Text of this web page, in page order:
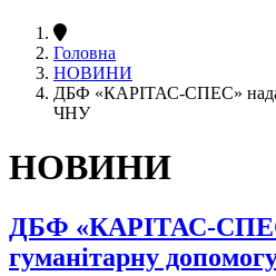
Головна
НОВИНИ
ДБФ «КАРІТАС-СПЕС»
ЧНУ
НОВИНИ
ДБФ «КАРІТАС-
гуманітарну